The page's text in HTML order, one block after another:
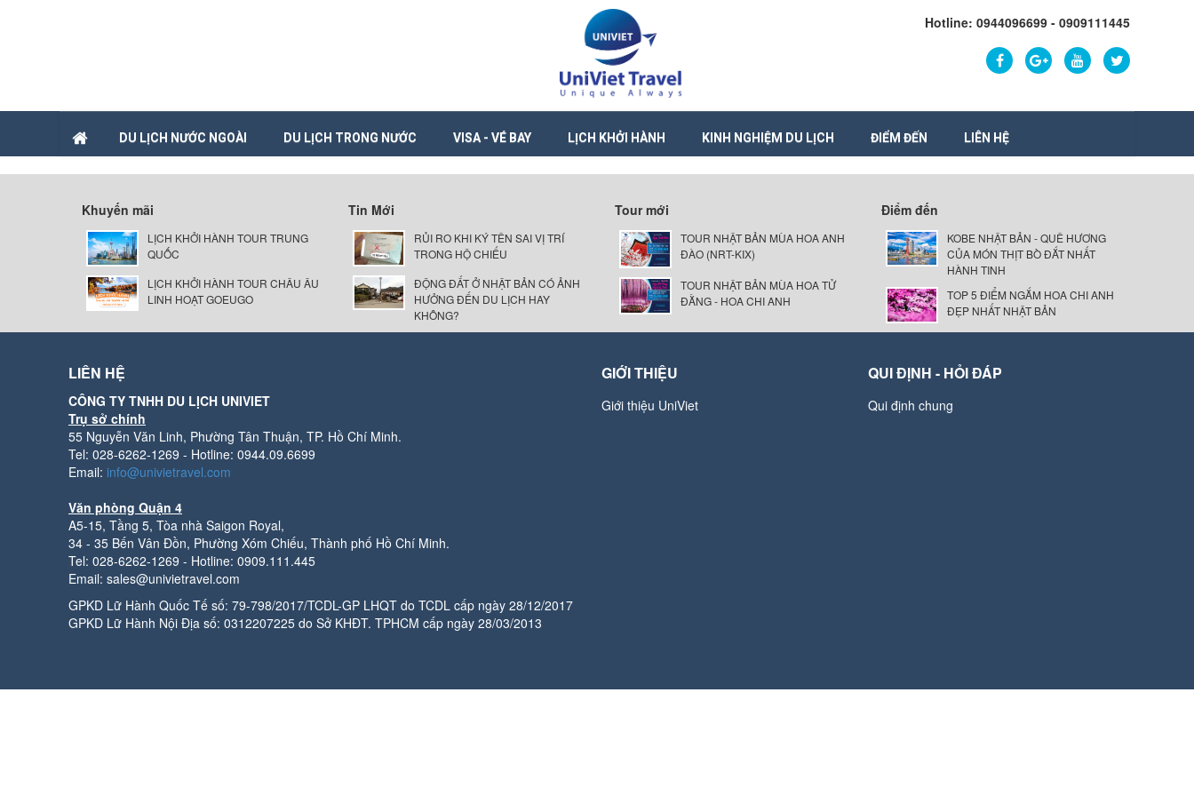
Hotline: 0944096699 - 0909111445
DU LỊCH NƯỚC NGOÀI DU LỊCH TRONG NƯỚC VISA - VÉ BAY LỊCH KHỞI HÀNH KINH NGHIỆM DU LỊCH ĐIỂM ĐẾN LIÊN HỆ
Khuyến mãi
LỊCH KHỞI HÀNH TOUR TRUNG
QUỐC
LỊCH KHỞI HÀNH TOUR CHÂU ÂU
LINH HOẠT GOEUGO
Tin Mới
RỦI RO KHI KÝ TÊN SAI VỊ TRÍ
TRONG HỘ CHIẾU
ĐỘNG ĐẤT Ở NHẬT BẢN CÓ ẢNH
HƯỞNG ĐẾN DU LỊCH HAY
KHÔNG?
Tour mới
TOUR NHẬT BẢN MÙA HOA ANH
ĐÀO (NRT-KIX)
TOUR NHẬT BẢN MÙA HOA TỬ
ĐẰNG - HOA CHI ANH
Điểm đến
KOBE NHẬT BẢN - QUÊ HƯƠNG
CỦA MÓN THỊT BÒ ĐẮT NHẤT
HÀNH TINH
TOP 5 ĐIỂM NGẮM HOA CHI ANH
ĐẸP NHẤT NHẬT BẢN
LIÊN HỆ
CÔNG TY TNHH DU LỊCH UNIVIET
Trụ sở chính
55 Nguyễn Văn Linh, Phường Tân Thuận, TP. Hồ Chí Minh.
Tel: 028-6262-1269 - Hotline: 0944.09.6699
Email: info@univietravel.com
Văn phòng Quận 4
A5-15, Tầng 5, Tòa nhà Saigon Royal,
34 - 35 Bến Vân Đồn, Phường Xóm Chiếu, Thành phố Hồ Chí Minh.
Tel: 028-6262-1269 - Hotline: 0909.111.445
Email: sales@univietravel.com
GPKD Lữ Hành Quốc Tế số: 79-798/2017/TCDL-GP LHQT do TCDL cấp ngày 28/12/2017
GPKD Lữ Hành Nội Địa số: 0312207225 do Sở KHĐT. TPHCM cấp ngày 28/03/2013
GIỚI THIỆU
Giới thiệu UniViet
QUI ĐỊNH - HỎI ĐÁP
Qui định chung